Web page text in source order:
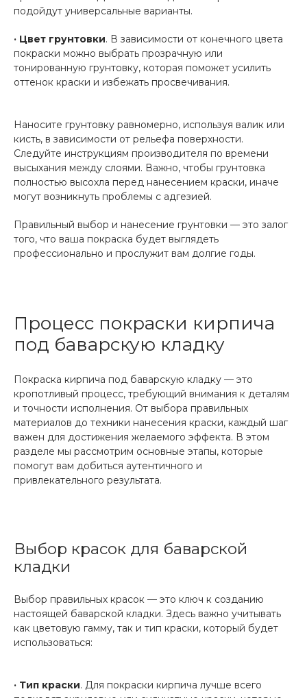
подойдут универсальные варианты.
· Цвет грунтовки. В зависимости от конечного цвета
покраски можно выбрать прозрачную или
тонированную грунтовку, которая поможет усилить
оттенок краски и избежать просвечивания.
Наносите грунтовку равномерно, используя валик или
кисть, в зависимости от рельефа поверхности.
Следуйте инструкциям производителя по времени
высыхания между слоями. Важно, чтобы грунтовка
полностью высохла перед нанесением краски, иначе
могут возникнуть проблемы с адгезией.
Правильный выбор и нанесение грунтовки — это залог
того, что ваша покраска будет выглядеть
профессионально и прослужит вам долгие годы.
Процесс покраски кирпича
под баварскую кладку
Покраска кирпича под баварскую кладку — это
кропотливый процесс, требующий внимания к деталям
и точности исполнения. От выбора правильных
материалов до техники нанесения краски, каждый шаг
важен для достижения желаемого эффекта. В этом
разделе мы рассмотрим основные этапы, которые
помогут вам добиться аутентичного и
привлекательного результата.
Выбор красок для баварской
кладки
Выбор правильных красок — это ключ к созданию
настоящей баварской кладки. Здесь важно учитывать
как цветовую гамму, так и тип краски, который будет
использоваться:
· Тип краски. Для покраски кирпича лучше всего